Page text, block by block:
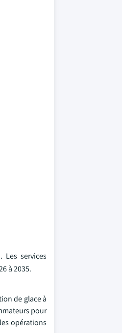
services
à 2035.
de glace à
pour
opérations